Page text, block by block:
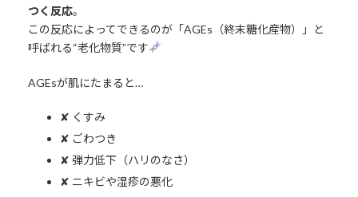
つく反応。
この反応によってできるのが「AGEs（終末糖化産物）」と
呼ばれる“老化物質”です
AGEsが肌にたまると…
✘ くすみ
✘ ごわつき
✘ 弾力低下（ハリのなさ）
✘ ニキビや湿疹の悪化